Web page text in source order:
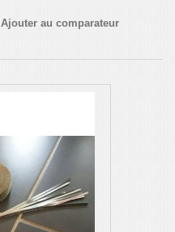
Ajouter au comparateur